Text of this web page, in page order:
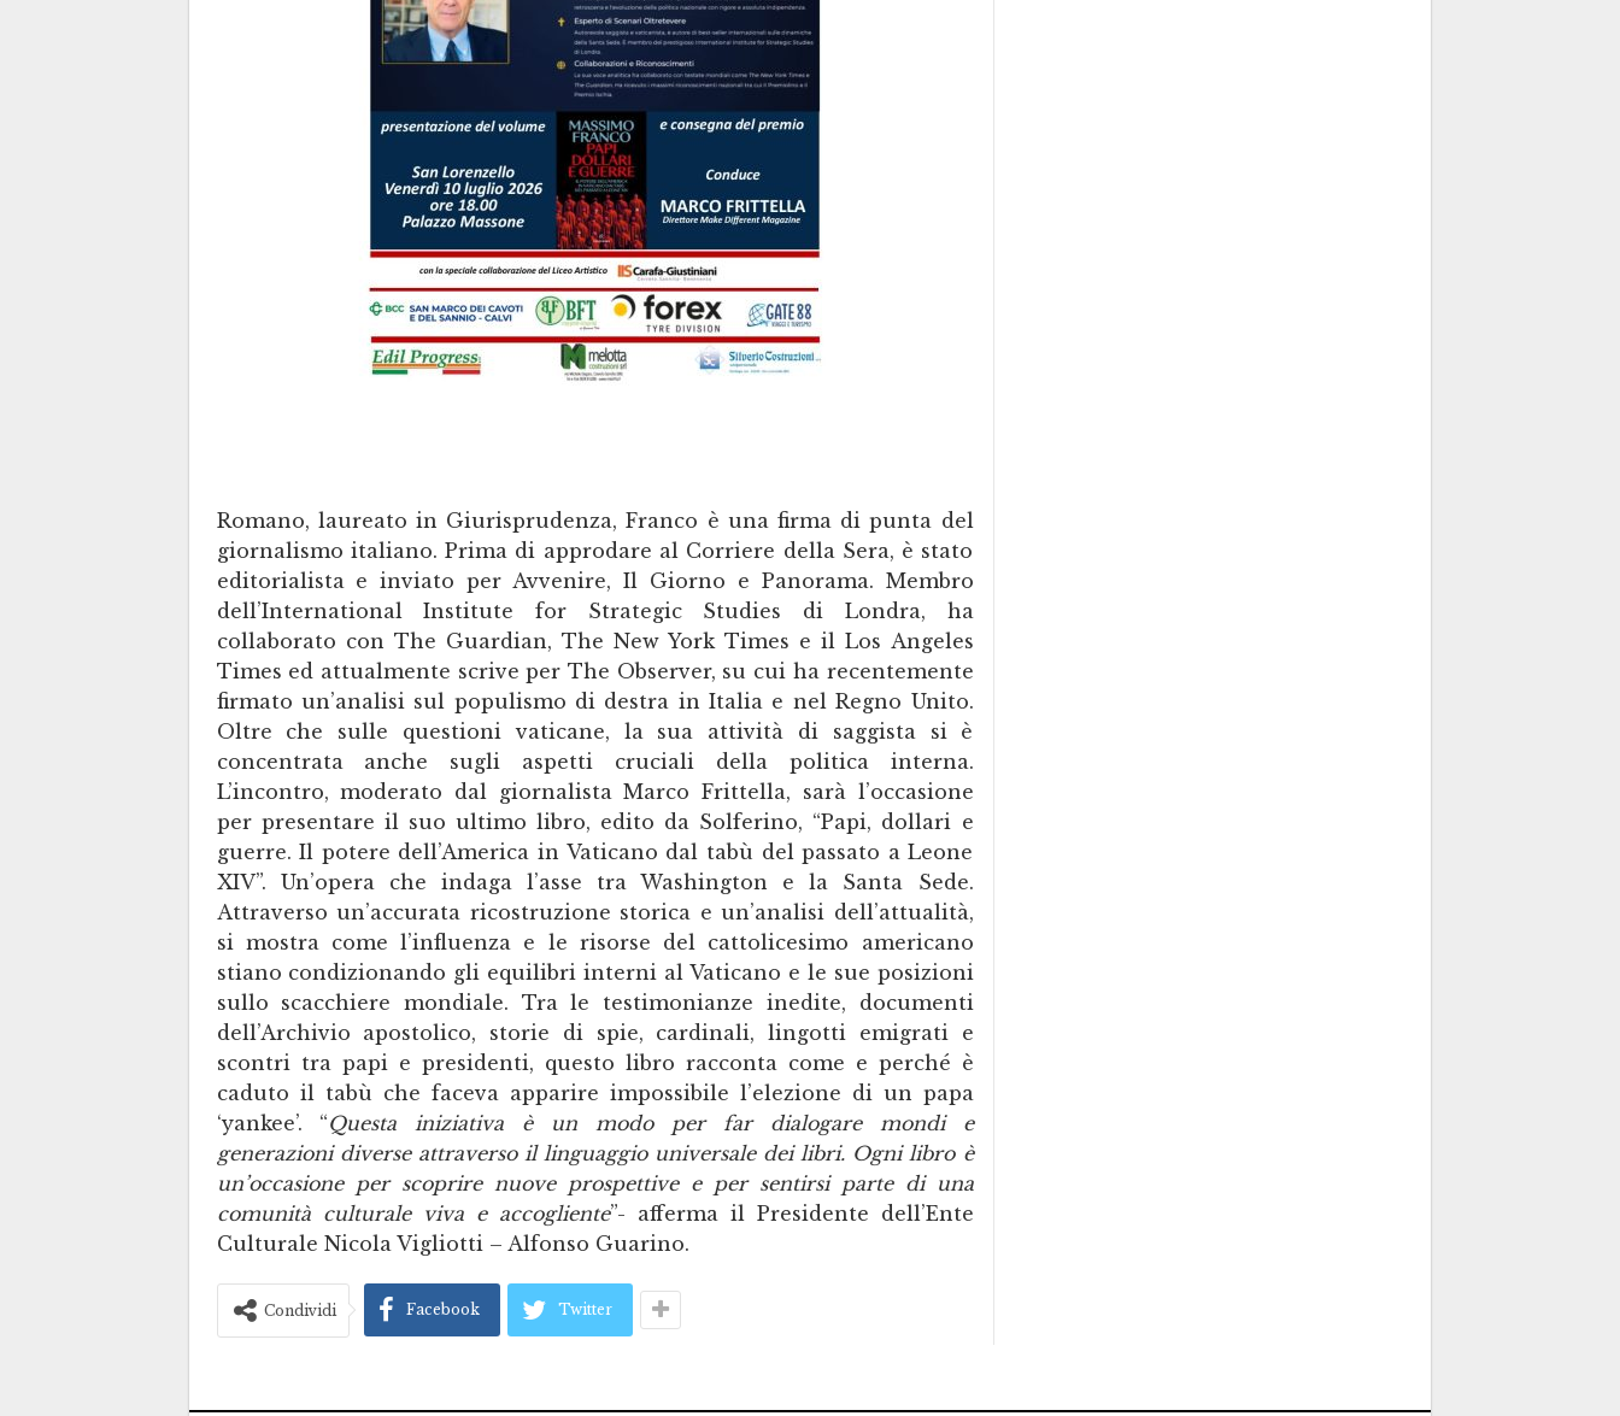
Romano, laureato in Giurisprudenza, Franco è una firma di punta del
giornalismo italiano. Prima di approdare al Corriere della Sera, è stato
editorialista e inviato per Avvenire, Il Giorno e Panorama. Membro
dell’International Institute for Strategic Studies di Londra, ha
collaborato con The Guardian, The New York Times e il Los Angeles
Times ed attualmente scrive per The Observer, su cui ha recentemente
firmato un’analisi sul populismo di destra in Italia e nel Regno Unito.
Oltre che sulle questioni vaticane, la sua attività di saggista si è
concentrata anche sugli aspetti cruciali della politica interna.
L’incontro, moderato dal giornalista Marco Frittella, sarà l’occasione
per presentare il suo ultimo libro, edito da Solferino, “Papi, dollari e
guerre. Il potere dell’America in Vaticano dal tabù del passato a Leone
XIV”. Un’opera che indaga l’asse tra Washington e la Santa Sede.
Attraverso un’accurata ricostruzione storica e un’analisi dell’attualità,
si mostra come l’influenza e le risorse del cattolicesimo americano
stiano condizionando gli equilibri interni al Vaticano e le sue posizioni
sullo scacchiere mondiale. Tra le testimonianze inedite, documenti
dell’Archivio apostolico, storie di spie, cardinali, lingotti emigrati e
scontri tra papi e presidenti, questo libro racconta come e perché è
caduto il tabù che faceva apparire impossibile l’elezione di un papa
‘yankee’. “Questa iniziativa è un modo per far dialogare mondi e
generazioni diverse attraverso il linguaggio universale dei libri. Ogni libro è
un’occasione per scoprire nuove prospettive e per sentirsi parte di una
comunità culturale viva e accogliente”- afferma il Presidente dell’Ente
Culturale Nicola Vigliotti – Alfonso Guarino.
Condividi Facebook Twitter